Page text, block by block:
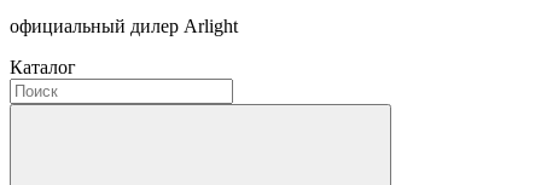
официальный дилер Arlight
Каталог